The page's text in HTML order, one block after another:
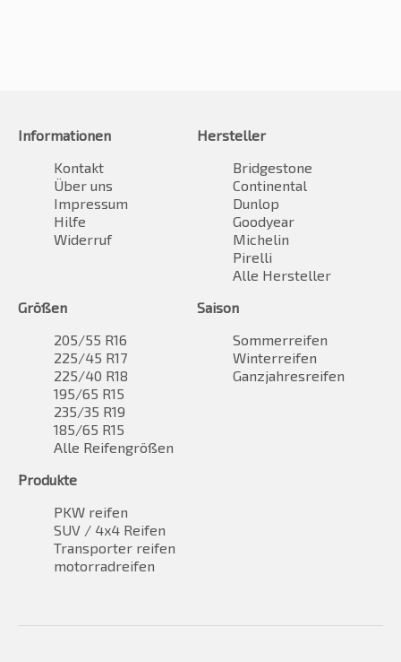
Informationen
Kontakt
Über uns
Impressum
Hilfe
Widerruf
Hersteller
Bridgestone
Continental
Dunlop
Goodyear
Michelin
Pirelli
Alle Hersteller
Größen
205/55 R16
225/45 R17
225/40 R18
195/65 R15
235/35 R19
185/65 R15
Alle Reifengrößen
Saison
Sommerreifen
Winterreifen
Ganzjahresreifen
Produkte
PKW reifen
SUV / 4x4 Reifen
Transporter reifen
motorradreifen